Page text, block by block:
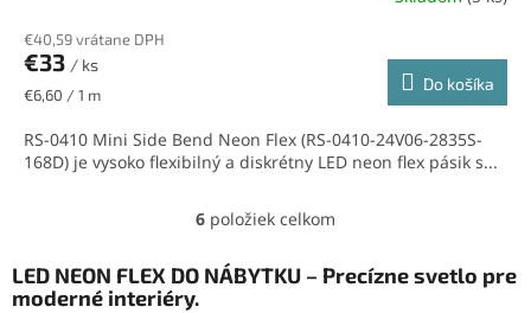
€40,59 vrátane DPH
€33 / ks
Jednotková
€6,60 / 1 m
Do košíka
RS-0410 Mini Side Bend Neon Flex (RS-0410-24V06-2835S-
168D) je vysoko flexibilný a diskrétny LED neon flex pásik s...
O
l
6 položiek celkom
LED NEON FLEX DO NÁBYTKU – Precízne svetlo pre
moderné interiéry.